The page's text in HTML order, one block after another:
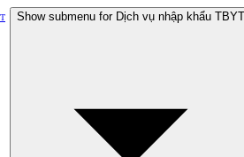
Show submenu for Dịch vụ nhập khẩu TBYT